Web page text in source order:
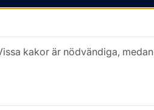
kakor är nödvändiga, medan